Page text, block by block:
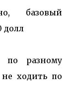
базовый
долл
по разному
ходить по